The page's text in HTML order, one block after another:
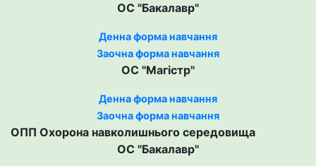
ОС "Бакалавр"
Денна форма навчання
Заочна форма навчання
ОС "Магістр"
Денна форма навчання
Заочна форма навчання
ОПП Охорона навколишнього середовища
ОС "Бакалавр"